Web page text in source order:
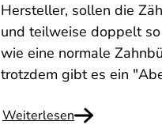
Hersteller, sollen die
und teilweise doppelt
wie eine normale
trotzdem gibt es ein
Weiterlesen